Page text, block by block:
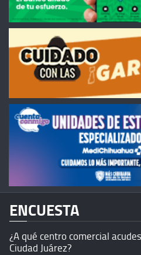
ENCUESTA
¿A qué centro comercial
Ciudad Juárez?